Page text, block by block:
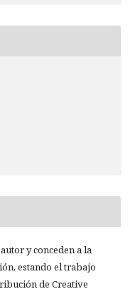
y conceden a la
estando el trabajo
de Creative